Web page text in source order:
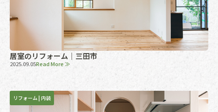
居室のリフォーム｜三田市
2025.09.05Read More ≫
リフォーム| 内装